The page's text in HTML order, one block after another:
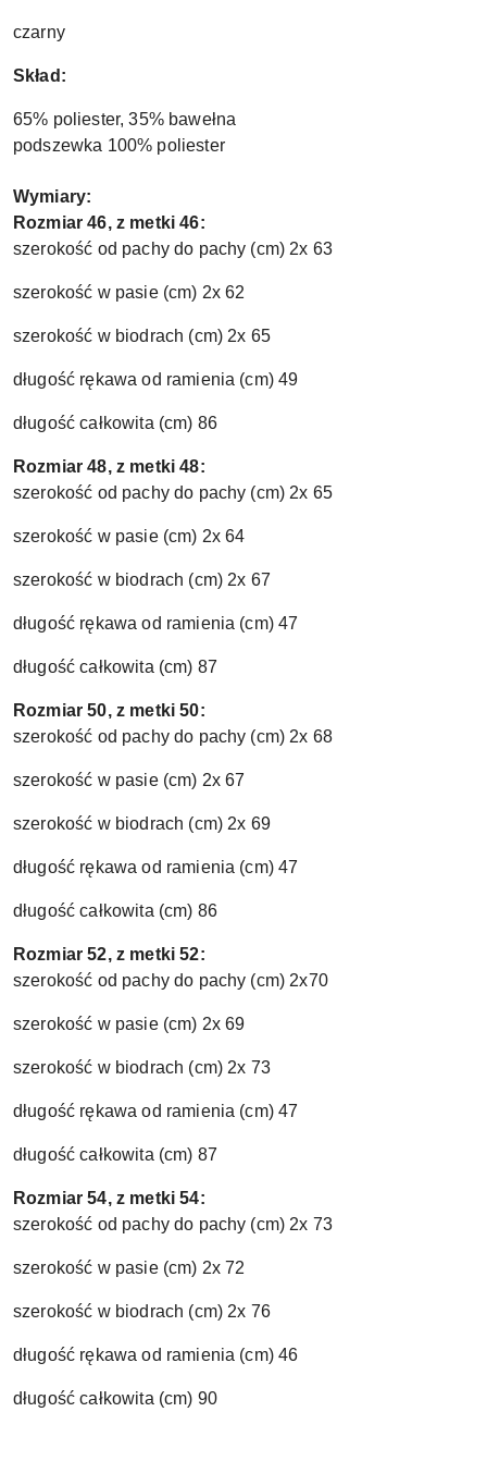
czarny
Skład:
65% poliester, 35% bawełna
podszewka 100% poliester
Wymiary:
Rozmiar 46, z metki 46:
szerokość od pachy do pachy (cm) 2x 63
szerokość w pasie (cm) 2x 62
szerokość w biodrach (cm) 2x 65
długość rękawa od ramienia (cm) 49
długość całkowita (cm) 86
Rozmiar 48, z metki 48:
szerokość od pachy do pachy (cm) 2x 65
szerokość w pasie (cm) 2x 64
szerokość w biodrach (cm) 2x 67
długość rękawa od ramienia (cm) 47
długość całkowita (cm) 87
Rozmiar 50, z metki 50:
szerokość od pachy do pachy (cm) 2x 68
szerokość w pasie (cm) 2x 67
szerokość w biodrach (cm) 2x 69
długość rękawa od ramienia (cm) 47
długość całkowita (cm) 86
Rozmiar 52, z metki 52:
szerokość od pachy do pachy (cm) 2x70
szerokość w pasie (cm) 2x 69
szerokość w biodrach (cm) 2x 73
długość rękawa od ramienia (cm) 47
długość całkowita (cm) 87
Rozmiar 54, z metki 54:
szerokość od pachy do pachy (cm) 2x 73
szerokość w pasie (cm) 2x 72
szerokość w biodrach (cm) 2x 76
długość rękawa od ramienia (cm) 46
długość całkowita (cm) 90